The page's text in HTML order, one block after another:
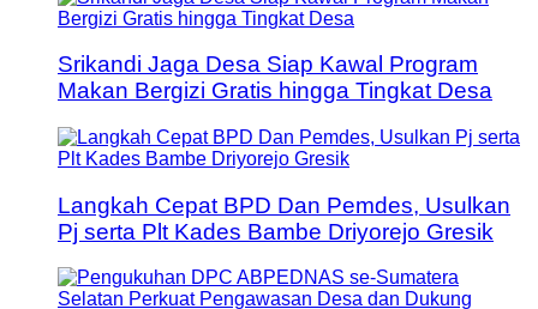
Srikandi Jaga Desa Siap Kawal Program
Makan Bergizi Gratis hingga Tingkat Desa
Langkah Cepat BPD Dan Pemdes, Usulkan
Pj serta Plt Kades Bambe Driyorejo Gresik